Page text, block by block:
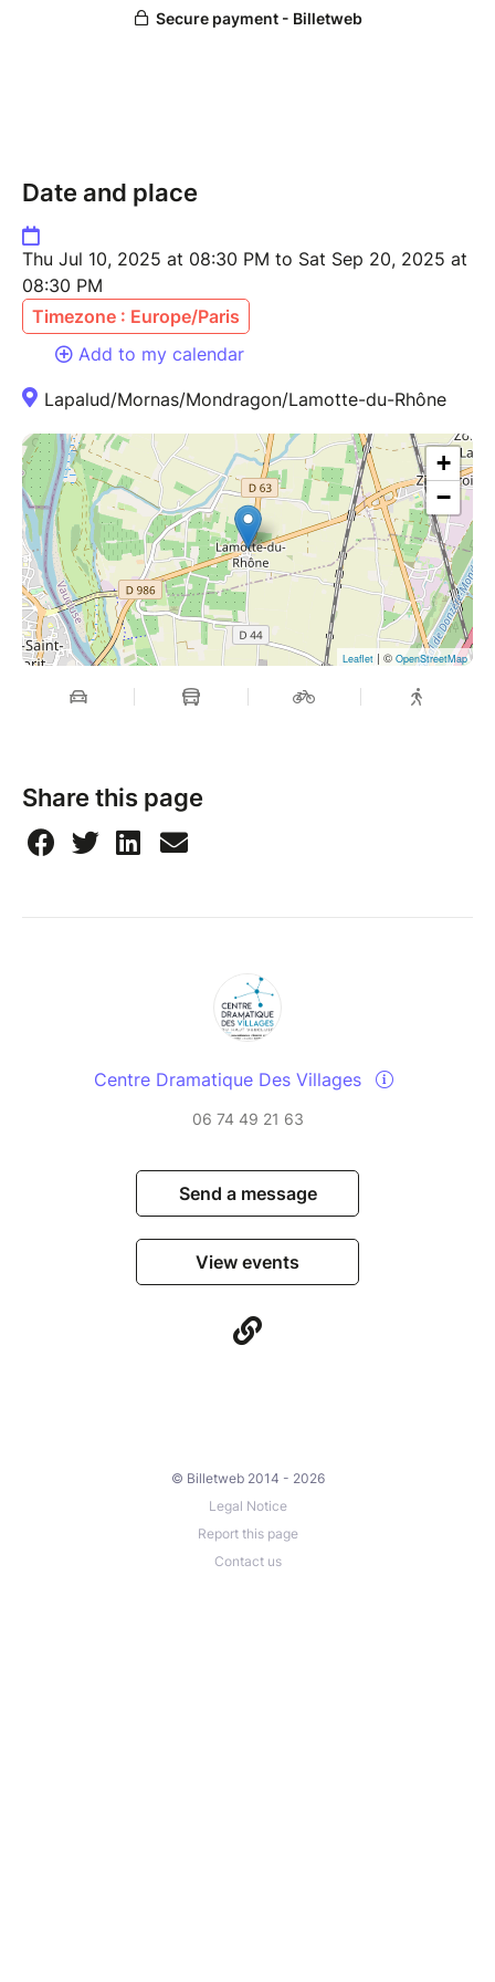
Liger et Roland Peyron, découvrez la correspondance
Un hommage sincère, plein d’humour et de tendresse
– à ne pas manquer !
Date and place
Thu Jul 10, 2025 at 08:30 PM to Sat Sep 20, 2025 at
08:30 PM
Timezone : Europe/Paris
Add to my calendar
Lapalud/Mornas/Mondragon/Lamotte-du-Rhône
+
−
Leaflet | © OpenStreetMap
Share this page
Centre Dramatique Des Villages
06 74 49 21 63
Send a message
View events
© Billetweb 2014 - 2026
Legal Notice
Report this page
Contact us